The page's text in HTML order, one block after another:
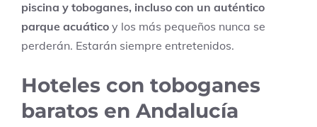
piscina y toboganes, incluso con un auténtico
parque acuático y los más pequeños nunca se
perderán. Estarán siempre entretenidos.
Hoteles con toboganes
baratos en Andalucía